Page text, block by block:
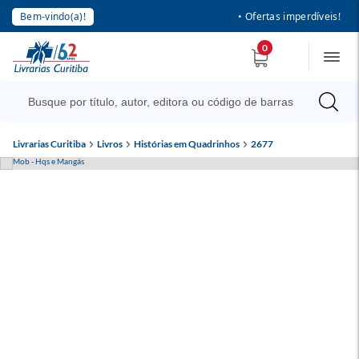
Bem-vindo(a)! • Ofertas imperdíveis!
0
Livrarias Curitiba Livros Histórias em Quadrinhos 2677